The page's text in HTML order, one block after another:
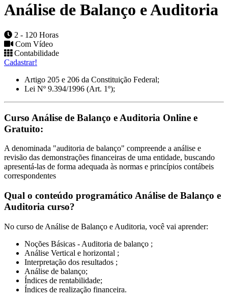
Análise de Balanço e Auditoria
2 - 120 Horas
Com Vídeo
Contabilidade
Cadastrar!
Artigo 205 e 206 da Constituição Federal;
Lei Nº 9.394/1996 (Art. 1º);
Curso Análise de Balanço e Auditoria Online e
Gratuito:
A denominada "auditoria de balanço" compreende a análise e
revisão das demonstrações financeiras de uma entidade, buscando
apresentá-las de forma adequada às normas e princípios contábeis
correspondentes
Qual o conteúdo programático Análise de Balanço e
Auditoria curso?
No curso de Análise de Balanço e Auditoria, você vai aprender:
Noções Básicas - Auditoria de balanço ;
Análise Vertical e horizontal ;
Interpretação dos resultados ;
Análise de balanço;
Índices de rentabilidade;
Índices de realização financeira.